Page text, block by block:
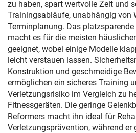
zu haben, spart wertvolle Zeit und
Trainingsabläufe, unabhängig von
Terminplanung. Das platzsparende
macht es für die meisten
geeignet, wobei einige Modelle
leicht verstauen lassen.
Konstruktion und geschmeidige
ermöglichen ein sicheres Training
Verletzungsrisiko im Vergleich zu
Fitnessgeräten. Die geringe
Reformers macht ihn ideal für
Verletzungsprävention, während